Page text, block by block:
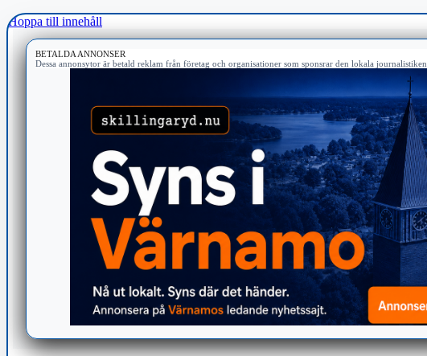
Hoppa till innehåll
BETALDA ANNONSER
Dessa annonsytor är betald reklam från företag och organisationer som sponsrar den lokala journalistiken.